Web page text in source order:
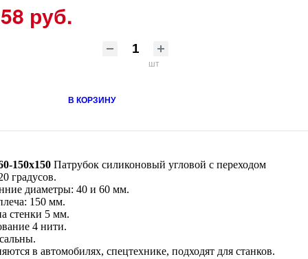
руб.
шт
В КОРЗИНУ
150x150 Патрубок силиконовый угловой с переходом
градусов.
диаметры: 40 и 60 мм.
150 мм.
стенки 5 мм.
4 нити.
в автомобилях, спецтехнике, подходят для станков.